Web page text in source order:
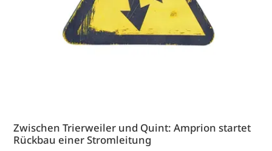
Zwischen Trierweiler und Quint: Amprion startet
Rückbau einer Stromleitung